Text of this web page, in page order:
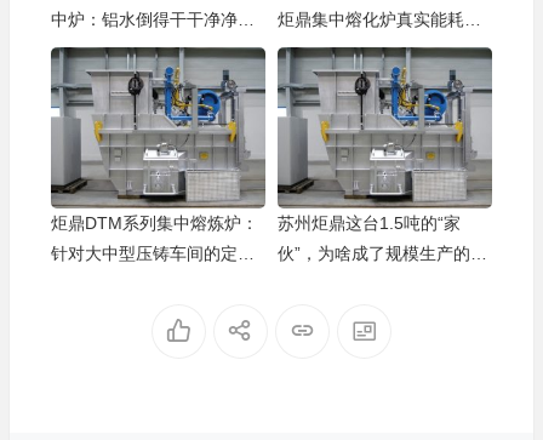
中炉：铝水倒得干干净净，
炉底不留“陈年旧渣”
炬鼎集中熔化炉真实能耗对
比+烧损率数据，老胡教你选
对炉省百万
炬鼎DTM系列集中熔炼炉：
针对大中型压铸车间的定制
苏州炬鼎这台1.5吨的“家
伙”，为啥成了规模生产的香